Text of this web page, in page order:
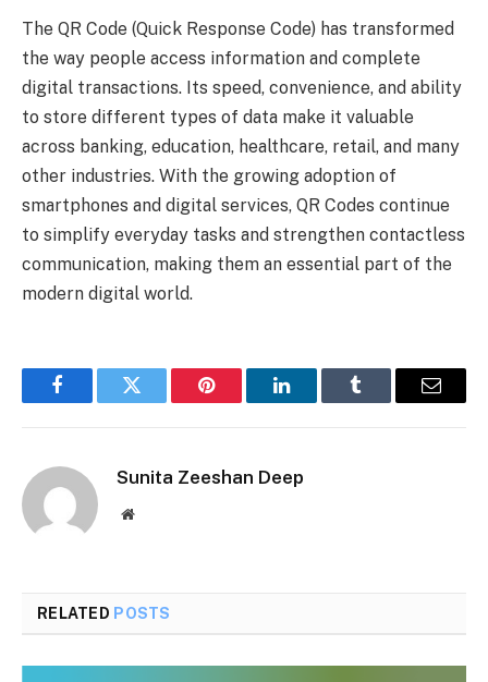
The QR Code (Quick Response Code) has transformed
the way people access information and complete
digital transactions. Its speed, convenience, and ability
to store different types of data make it valuable
across banking, education, healthcare, retail, and many
other industries. With the growing adoption of
smartphones and digital services, QR Codes continue
to simplify everyday tasks and strengthen contactless
communication, making them an essential part of the
modern digital world.
FacebookTwitter Pinterest LinkedInTumblr Email
Sunita Zeeshan Deep
Website
RELATED POSTS